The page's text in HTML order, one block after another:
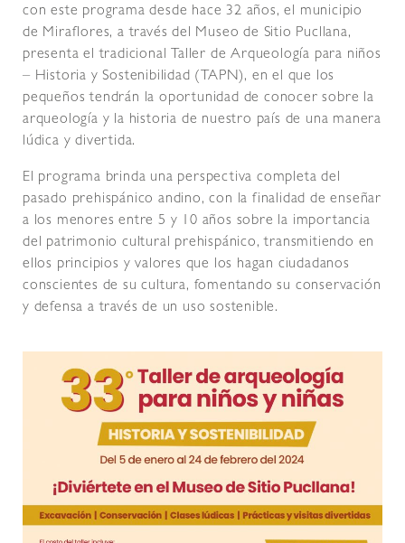
con este programa desde hace 32 años, el municipio
de Miraflores, a través del Museo de Sitio Pucllana,
presenta el tradicional Taller de Arqueología para niños
– Historia y Sostenibilidad (TAPN), en el que los
pequeños tendrán la oportunidad de conocer sobre la
arqueología y la historia de nuestro país de una manera
lúdica y divertida.
El programa brinda una perspectiva completa del
pasado prehispánico andino, con la finalidad de enseñar
a los menores entre 5 y 10 años sobre la importancia
del patrimonio cultural prehispánico, transmitiendo en
ellos principios y valores que los hagan ciudadanos
conscientes de su cultura, fomentando su conservación
y defensa a través de un uso sostenible.